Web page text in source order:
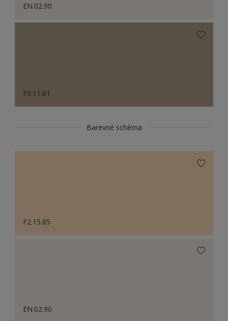
EN.02.90
F0.11.61
Barevné schéma
F2.15.85
EN.02.90